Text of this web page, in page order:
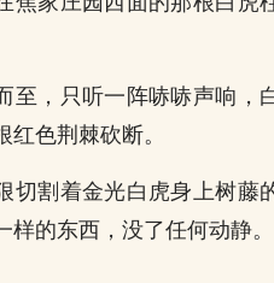
至，只听一阵哧哧声响，
红色荆棘砍断。
切割着金光白虎身上树藤
样的东西，没了任何动静。